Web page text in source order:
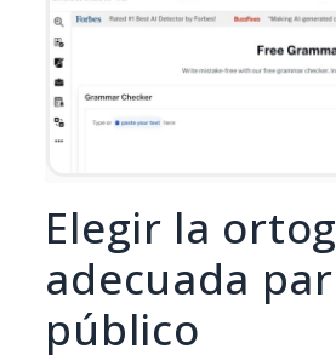
Elegir la
adecuada
público